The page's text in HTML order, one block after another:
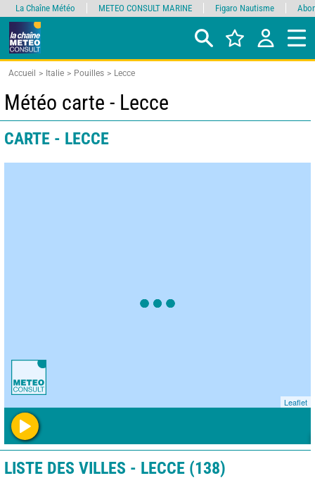
Accueil Italie Pouilles Lecce
Météo carte - Lecce
CARTE - LECCE
Leaflet
LISTE DES VILLES - LECCE (138)
La Chaîne Météo METEO CONSULT MARINE Figaro Nautisme